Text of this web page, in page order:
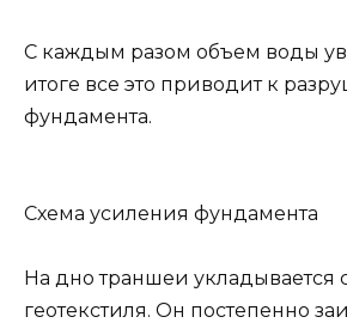
С каждым разом объем воды
итоге все это приводит к
фундамента.
Схема усиления фундамента
На дно траншеи укладывается
геотекстиля. Он постепенно